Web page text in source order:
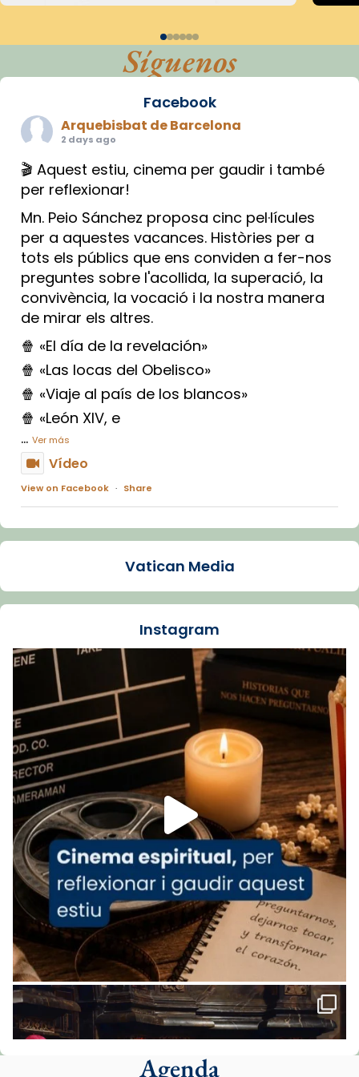
Síguenos
Facebook
Arquebisbat de Barcelona
2 days ago
🎬 Aquest estiu, cinema per gaudir i també
per reflexionar!
Mn. Peio Sánchez proposa cinc pel·lícules
per a aquestes vacances. Històries per a
tots els públics que ens conviden a fer-nos
preguntes sobre l'acollida, la superació, la
convivència, la vocació i la nostra manera
de mirar els altres.
🍿 «El día de la revelación»
🍿 «Las locas del Obelisco»
🍿 «Viaje al país de los blancos»
🍿 «León XIV, e
... Ver más
Vídeo
View on Facebook · Share
Arquebisbat de Barcelona
La Carmina va patir depressió. Fa gairebé
dos mesos, a l'Estadi Lluís Companys, la
Recupera l'entrevista comp
Vatican
tican News 👇
www.vaticannews.va/es/iglesia/news/2026-
07/carmina-historia-depresion-papa-viaje-
espana-testimoni...
Foto
View on Facebook · Share
Arquebisbat de Barcelona
1 week ago
«Avui les santes Juliana i Semproniana ens
ajuden a alçar la mirada»
Mons. Sergi Gordo, bisbe de Tortosa, ha
presidit aquest 27 de juliol la missa de Les
Santes de Mataró.
🔗tinyurl.com/cvu5jmbk
📸 J. Merino
Vatican Media
Instagram
Agenda